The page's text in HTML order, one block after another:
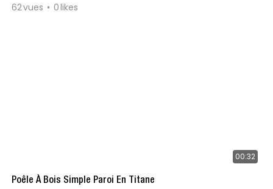
62vues 0likes
00:32
Poêle À Bois Simple Paroi En Titane